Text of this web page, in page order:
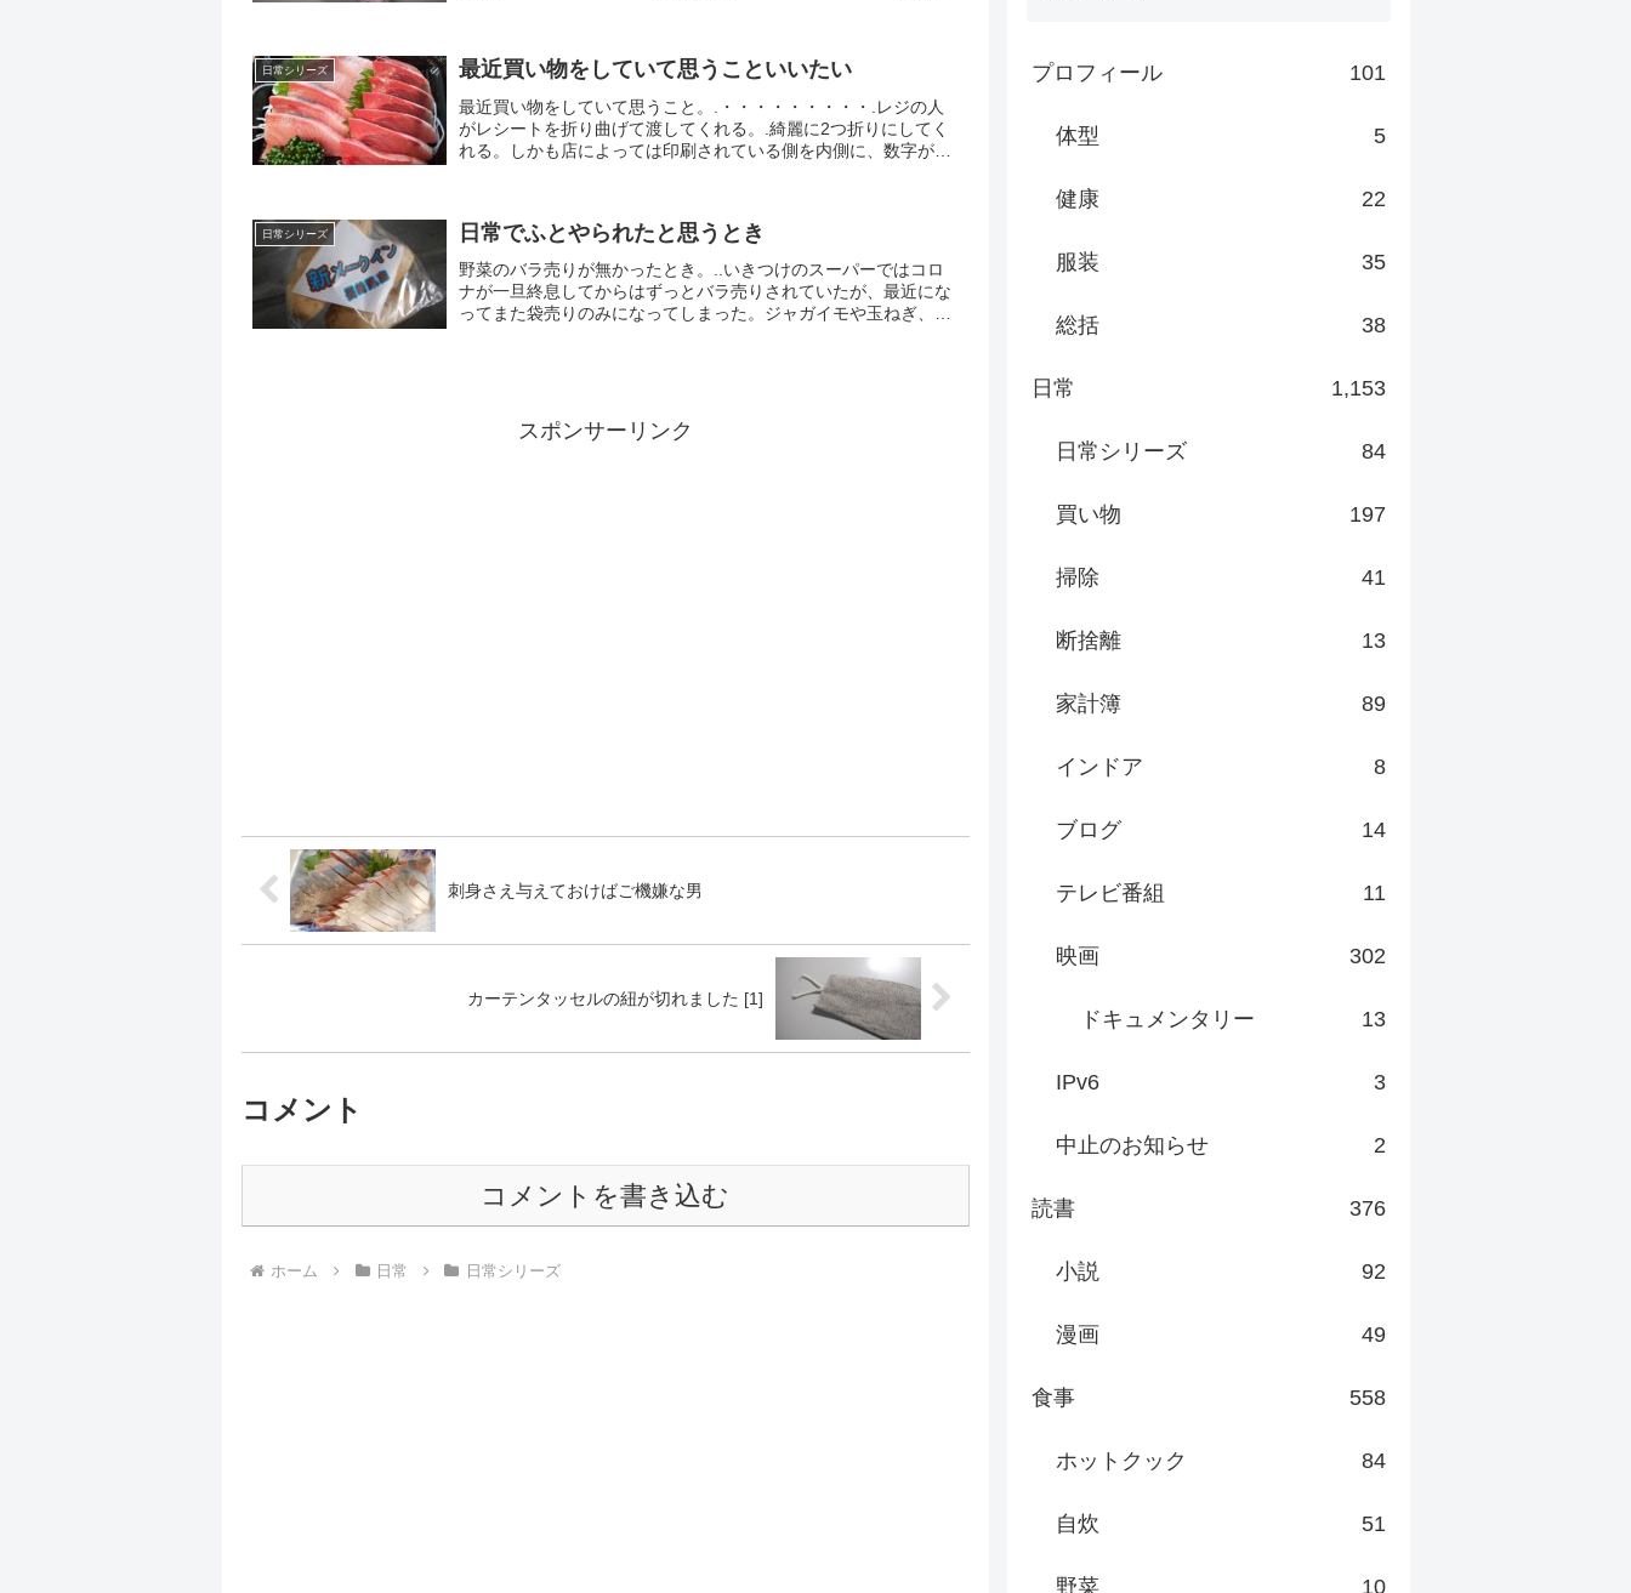
日常シリーズ 最近買い物をしていて思うこといいたい
最近買い物をしていて思うこと。.・・・・・・・・・.レジの人
がレシートを折り曲げて渡してくれる。.綺麗に2つ折りにしてく
れる。しかも店によっては印刷されている側を内側に、数字が見
日常シリーズ 日常でふとやられたと思うとき
野菜のバラ売りが無かったとき。..いきつけのスーパーではコロ
ナが一旦終息してからはずっとバラ売りされていたが、最近にな
ってまた袋売りのみになってしまった。ジャガイモや玉ねぎ、に
スポンサーリンク
刺身さえ与えておけばご機嫌な男
カーテンタッセルの紐が切れました [1]
コメント
コメントを書き込む
ホーム 日常 日常シリーズ
プロフィール 101
体型 5
健康 22
服装 35
総括 38
日常 1,153
日常シリーズ 84
買い物 197
掃除 41
断捨離 13
家計簿 89
インドア 8
ブログ 14
テレビ番組 11
映画 302
ドキュメンタリー 13
IPv6 3
中止のお知らせ 2
読書 376
小説 92
漫画 49
食事 558
ホットクック 84
自炊 51
野菜 10